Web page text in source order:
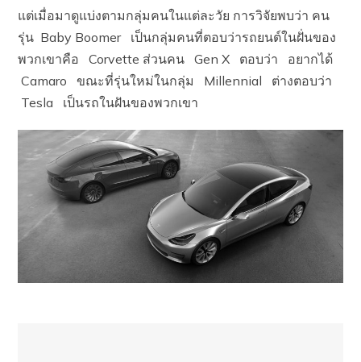
แต่เมื่อมาดูแบ่งตามกลุ่มคนในแต่ละวัย การวิจัยพบว่า คน
รุ่น Baby Boomer เป็นกลุ่มคนที่ตอบว่ารถยนต์ในฝั่นของ
พวกเขาคือ Corvette ส่วนคน Gen X ตอบว่า อยากได้
Camaro ขณะที่รุ่นใหม่ในกลุ่ม Millennial ต่างตอบว่า
Tesla เป็นรถในฝันของพวกเขา